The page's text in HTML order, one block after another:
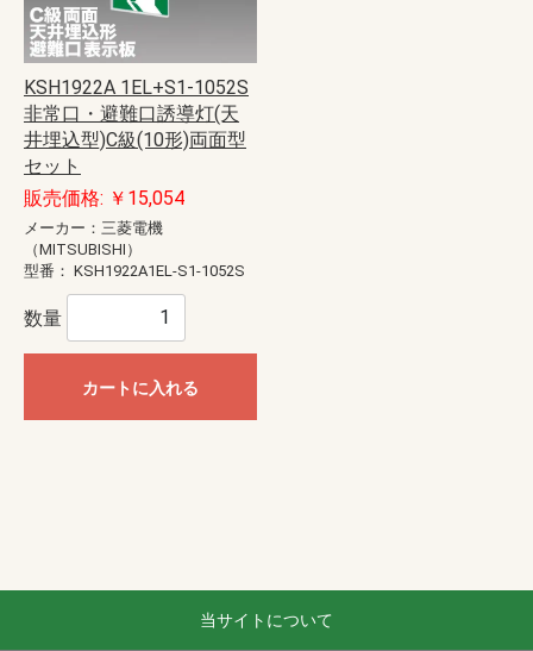
KSH1922A 1EL+S1-1052S
非常口・避難口誘導灯(天
井埋込型)C級(10形)両面型
セット
販売価格: ￥15,054
メーカー：三菱電機
（MITSUBISHI）
型番： KSH1922A1EL-S1-1052S
数量
カートに入れる
当サイトについて